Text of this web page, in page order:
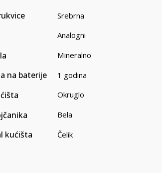
Srebrna
Analogni
Mineralno
na baterije 1 godina
Okruglo
Bela
kućišta Čelik